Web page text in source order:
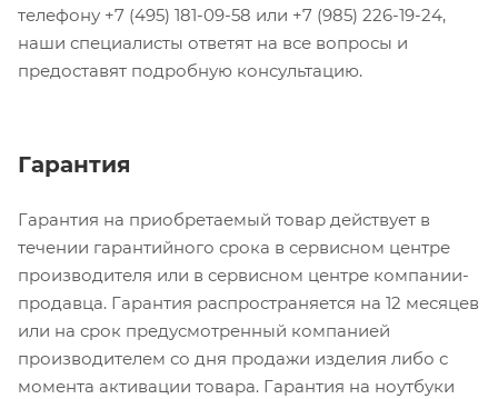
телефону +7 (495) 181-09-58 или +7 (985) 226-19-24,
наши специалисты ответят на все вопросы и
предоставят подробную консультацию.
Гарантия
Гарантия на приобретаемый товар действует в
течении гарантийного срока в сервисном центре
производителя или в сервисном центре компании-
продавца. Гарантия распространяется на 12 месяцев
или на срок предусмотренный компанией
производителем со дня продажи изделия либо с
момента активации товара. Гарантия на ноутбуки